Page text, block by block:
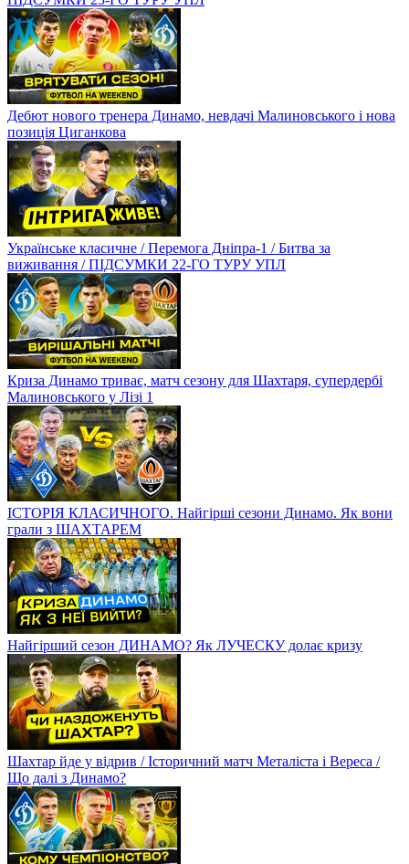
Дебют нового тренера Динамо, невдачі Малиновського і нова
позиція Циганкова
Українське класичне / Перемога Дніпра-1 / Битва за
виживання / ПІДСУМКИ 22-ГО ТУРУ УПЛ
Криза Динамо триває, матч сезону для Шахтаря, супердербі
Малиновського у Лізі 1
ІСТОРІЯ КЛАСИЧНОГО. Найгірші сезони Динамо. Як вони
грали з ШАХТАРЕМ
Найгірший сезон ДИНАМО? Як ЛУЧЕСКУ долає кризу
Шахтар йде у відрив / Історичний матч Металіста і Вереса /
Що далі з Динамо?